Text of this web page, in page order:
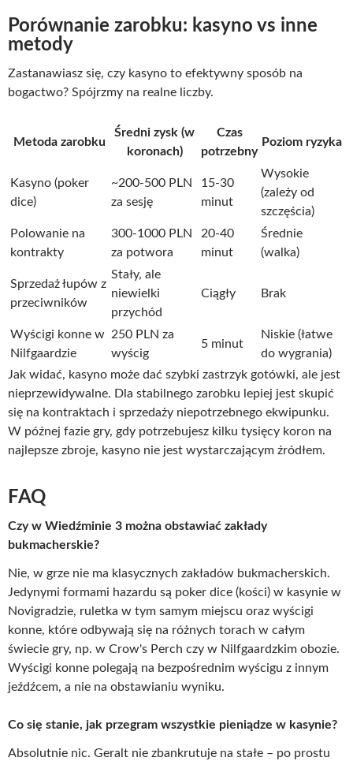
Porównanie zarobku: kasyno vs inne
metody
Zastanawiasz się, czy kasyno to efektywny sposób na
bogactwo? Spójrzmy na realne liczby.
Metoda zarobku
Średni zysk (w
koronach)
Czas
potrzebny
Poziom ryzyka
Kasyno (poker
dice)
~200-500 PLN
za sesję
15-30
minut
Wysokie
(zależy od
szczęścia)
Polowanie na
kontrakty
300-1000 PLN
za potwora
20-40
minut
Średnie
(walka)
Sprzedaż łupów z
przeciwników
Stały, ale
niewielki
przychód
Ciągły Brak
Wyścigi konne w
Nilfgaardzie
250 PLN za
wyścig
5 minut
Niskie (łatwe
do wygrania)
Jak widać, kasyno może dać szybki zastrzyk gotówki, ale jest
nieprzewidywalne. Dla stabilnego zarobku lepiej jest skupić
się na kontraktach i sprzedaży niepotrzebnego ekwipunku.
W późnej fazie gry, gdy potrzebujesz kilku tysięcy koron na
najlepsze zbroje, kasyno nie jest wystarczającym źródłem.
FAQ
Czy w Wiedźminie 3 można obstawiać zakłady
bukmacherskie?
Nie, w grze nie ma klasycznych zakładów bukmacherskich.
Jedynymi formami hazardu są poker dice (kości) w kasynie w
Novigradzie, ruletka w tym samym miejscu oraz wyścigi
konne, które odbywają się na różnych torach w całym
świecie gry, np. w Crow's Perch czy w Nilfgaardzkim obozie.
Wyścigi konne polegają na bezpośrednim wyścigu z innym
jeźdźcem, a nie na obstawianiu wyniku.
Co się stanie, jak przegram wszystkie pieniądze w kasynie?
Absolutnie nic. Geralt nie zbankrutuje na stałe – po prostu